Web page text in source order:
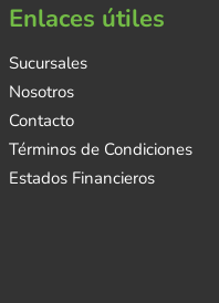
Enlaces útiles
Sucursales
Nosotros
Contacto
Términos de Condiciones
Estados Financieros